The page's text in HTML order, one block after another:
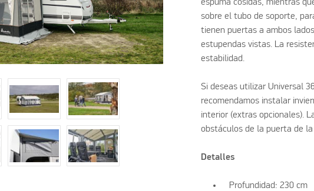
espuma cosidas, mientras
sobre el tubo de soporte,
tienen puertas a ambos
estupendas vistas. La
estabilidad.
Si deseas utilizar Universal
recomendamos instalar
interior (extras opcionales).
obstáculos de la puerta de
Detalles
Profundidad: 230 cm